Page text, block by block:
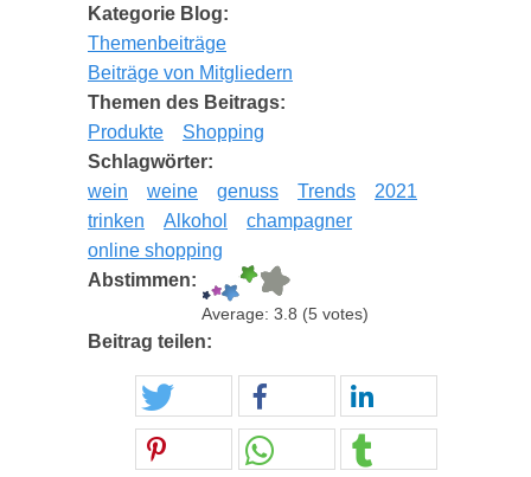
Kategorie Blog:
Themenbeiträge
Beiträge von Mitgliedern
Themen des Beitrags:
Produkte
Shopping
Schlagwörter:
wein
weine genuss Trends
2021
trinken
Alkohol
champagner
online shopping
Abstimmen:
Average: 3.8 (5 votes)
Beitrag teilen: